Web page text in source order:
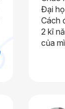
Đại
Cách
2 kĩ
của